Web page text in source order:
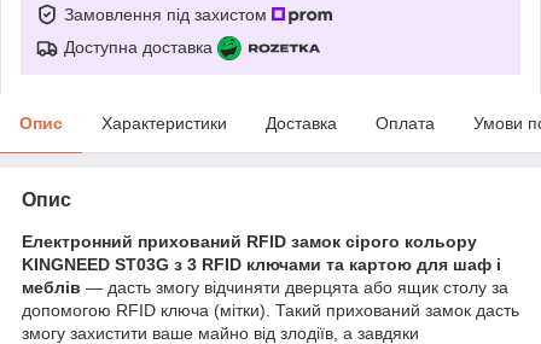
Замовлення під захистом
Доступна доставка
Опис Характеристики Доставка Оплата Умови
Опис
Електронний прихований RFID замок сірого кольору
KINGNEED ST03G з 3 RFID ключами та картою для шаф і
меблів — дасть змогу відчиняти дверцята або ящик столу за
допомогою RFID ключа (мітки). Такий прихований замок дасть
змогу захистити ваше майно від злодіїв, а завдяки